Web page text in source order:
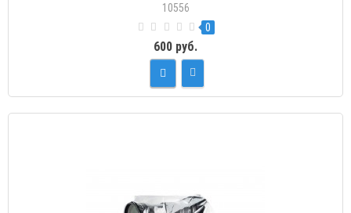
10556
0
600 руб.